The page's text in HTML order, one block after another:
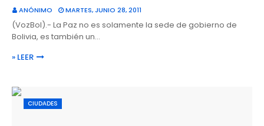
ANÓNIMO MARTES, JUNIO 28, 2011
(VozBol).- La Paz no es solamente la sede de gobierno de
Bolivia, es también un…
» LEER
CIUDADES